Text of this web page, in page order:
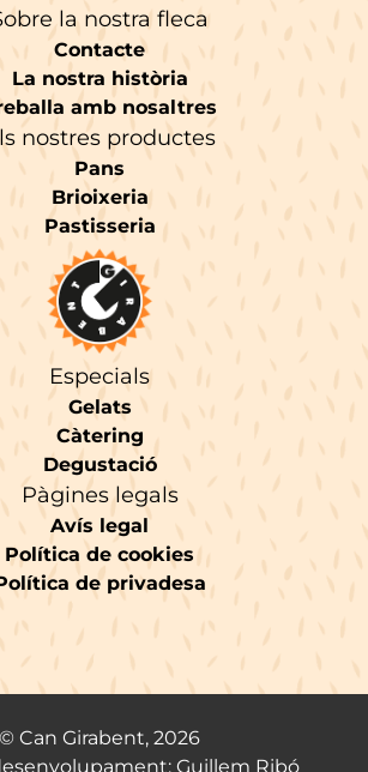
la nostra fleca
Contacte
La nostra història
amb nosaltres
nostres productes
Pans
Brioixeria
Pastisseria
Especials
Gelats
Càtering
Degustació
Pàgines legals
Avís legal
Política de cookies
de privadesa
© Can Girabent, 2026
Guillem Ribó